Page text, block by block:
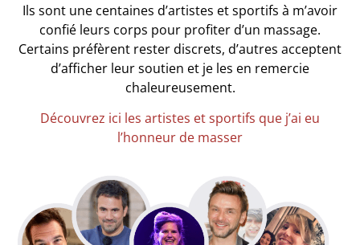
Ils sont une centaines d’artistes et sportifs à m’avoir
confié leurs corps pour profiter d’un massage.
Certains préfèrent rester discrets, d’autres acceptent
d’afficher leur soutien et je les en remercie
chaleureusement.
Découvrez ici les artistes et sportifs que j’ai eu
l’honneur de masser